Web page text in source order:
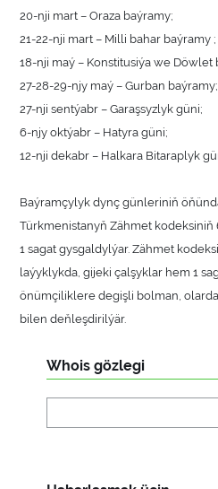
20-nji mart – Oraza baýramy;
21-22-nji mart – Milli bahar baýramy ;
18-nji maý – Konstitusiýa we Döwlet
27-28-29-njy maý – Gurban baýramy;
27-nji sentýabr – Garaşsyzlyk güni;
6-njy oktýabr – Hatyra güni;
12-nji dekabr – Halkara Bitaraplyk
Baýramçylyk dynç günleriniň
Türkmenistanyň Zähmet kodeksiniň
1 sagat gysgaldylýar. Zähmet
laýyklykda, gijeki çalşyklar hem 1
önümçiliklere degişli bolman,
bilen deňleşdirilýär.
Whois gözlegi